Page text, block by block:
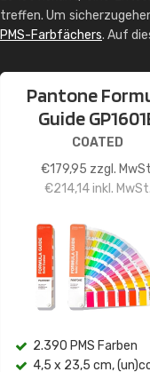
treffen. Um
PMS-Farbfächers. Auf
Pantone
Guide
COATED
€179,95 zzgl.
€214,14inkl. MwSt.
2.390 PMS Farben
4,5 x 23,5 cm,